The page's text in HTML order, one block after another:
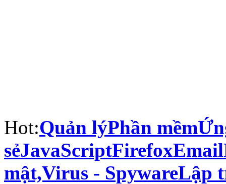
Hot:Quản lýPhần mềm
sẻJavaScriptFirefoxEmail
mật,Virus - SpywareLập